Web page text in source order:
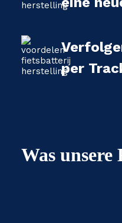
per
Was unsere